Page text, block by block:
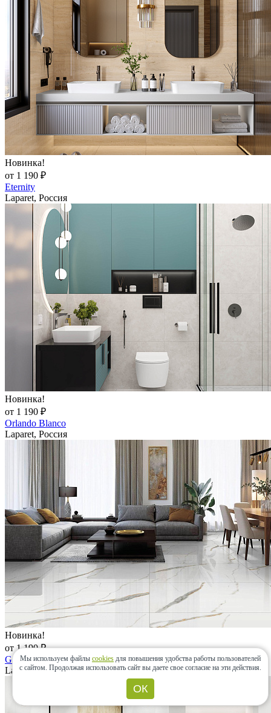
Новинка!
от 1 190 ₽
Eternity
Laparet, Россия
Новинка!
от 1 190 ₽
Orlando Blanco
Laparet, Россия
Новинка!
от 1 190 ₽
Golden White Statuario
Laparet, Россия
Мы используем файлы cookies для повышения удобства работы пользователей
с сайтом. Продолжая использовать сайт вы даете свое согласие на эти действия.
ОК